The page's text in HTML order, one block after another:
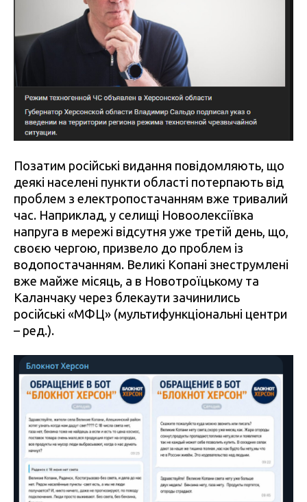
Позатим російські видання повідомляють, що
деякі населені пункти області потерпають від
проблем з електропостачанням вже тривалий
час. Наприклад, у селищі Новоолексіївка
напруга в мережі відсутня уже третій день, що,
своєю чергою, призвело до проблем із
водопостачанням. Великі Копані знеструмлені
вже майже місяць, а в Новотроїцькому та
Каланчаку через блекаути зачинились
російські «МФЦ» (мультифункціональні центри
– ред.).